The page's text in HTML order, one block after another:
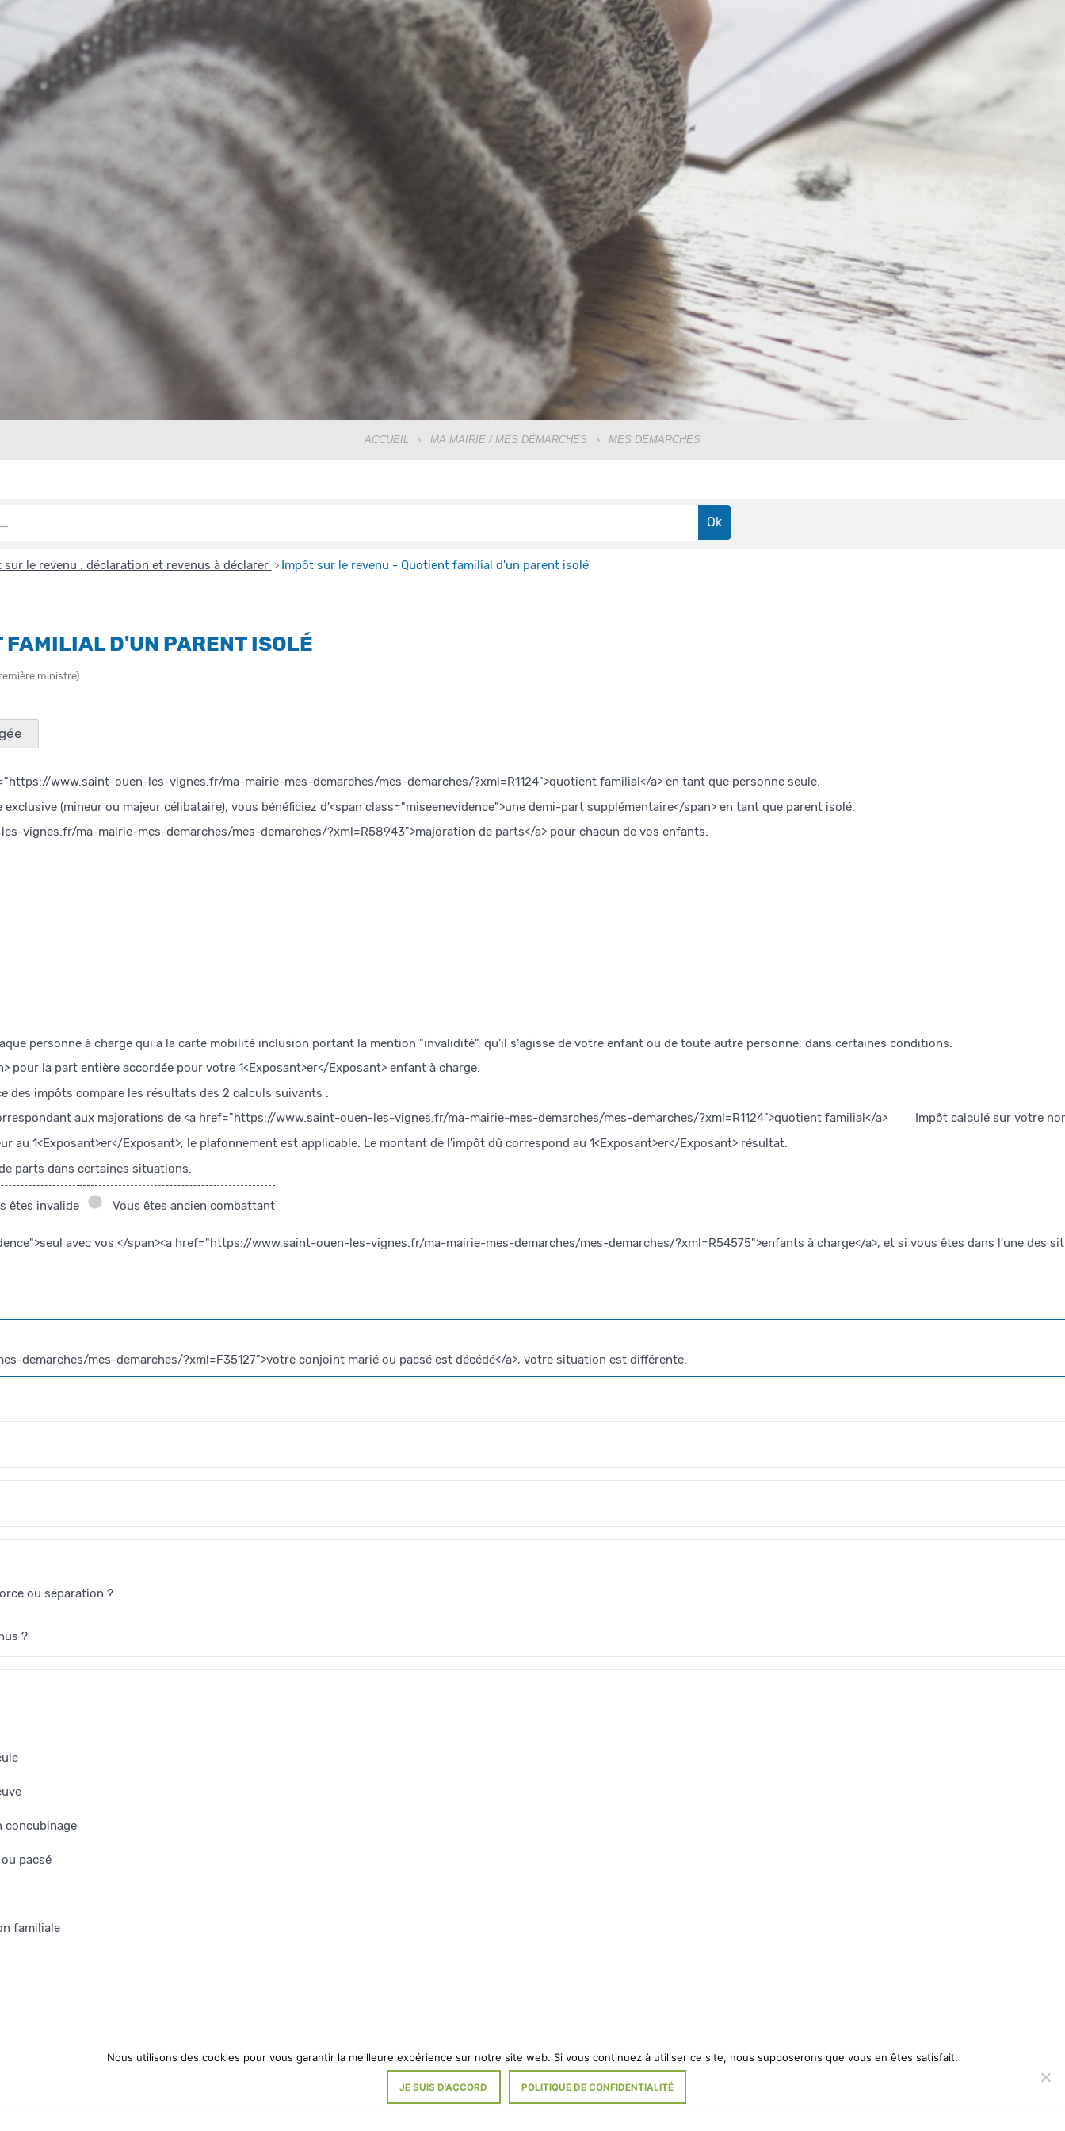
ACCUEIL › MA MAIRIE / MES DÉMARCHES › MES DÉMARCHES
sur le revenu : déclaration et revenus à déclarer > Impôt sur le revenu - Quotient familial d'un parent isolé
FAMILIAL D'UN PARENT ISOLÉ
ministre)
www.saint-ouen-les-vignes.fr/ma-mairie-mes-demarches/mes-demarches/?xml=R1124">quotient familial</a> en tant que personne seule.
(mineur ou majeur célibataire), vous bénéficiez d'<span class="miseenevidence">une demi-part supplémentaire</span> en tant que parent isolé.
vignes.fr/ma-mairie-mes-demarches/mes-demarches/?xml=R58943">majoration de parts</a> pour chacun de vos enfants.
personne à charge qui a la carte mobilité inclusion portant la mention "invalidité", qu'il s'agisse de votre enfant ou de toute autre personne, dans certaines conditions.
pour la part entière accordée pour votre 1<Exposant>er</Exposant> enfant à charge.
des impôts compare les résultats des 2 calculs suivants :
aux majorations de <a href="https://www.saint-ouen-les-vignes.fr/ma-mairie-mes-demarches/mes-demarches/?xml=R1124">quotient familial</a>
Impôt calculé sur votre
au 1<Exposant>er</Exposant>, le plafonnement est applicable. Le montant de l'impôt dû correspond au 1<Exposant>er</Exposant> résultat.
parts dans certaines situations.
êtes invalide Vous êtes ancien combattant
avec vos </span><a href="https://www.saint-ouen-les-vignes.fr/ma-mairie-mes-demarches/mes-demarches/?xml=R54575">enfants à charge</a>, et si vous êtes dans l'une des
demarches/mes-demarches/?xml=F35127">votre conjoint marié ou pacsé est décédé</a>, votre situation est différente.
ou séparation ?
?
concubinage
pacsé
familiale
Nous utilisons des cookies pour vous garantir la meilleure expérience sur notre site web. Si vous continuez à utiliser ce site, nous supposerons que vous en êtes satisfait.
JE SUIS D'ACCORD POLITIQUE DE CONFIDENTIALITÉ